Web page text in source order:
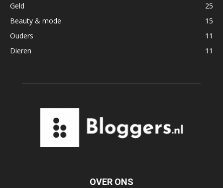
Geld
25
Beauty & mode
15
Ouders
11
Dieren
11
OVER ONS